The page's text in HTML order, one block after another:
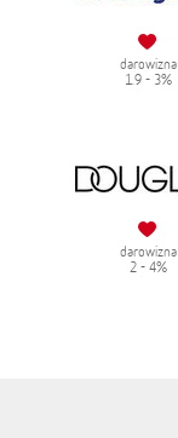
darowizna
1.9 - 3%
darowizna
2 - 4%